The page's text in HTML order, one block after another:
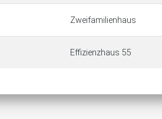
Zweifamilienhaus
Effizienzhaus 55